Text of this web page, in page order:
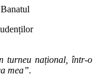
turneu național, într-o
mea”.